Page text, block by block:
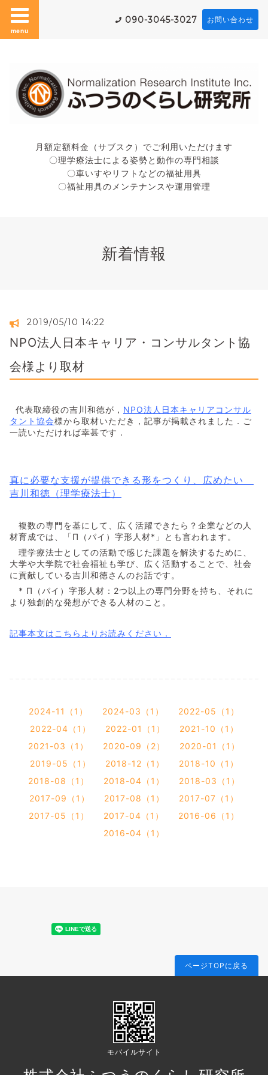
menu
090-3045-3027 お問い合わせ
月額定額料金（サブスク）でご利用いただけます
〇理学療法士による姿勢と動作の専門相談
〇車いすやリフトなどの福祉用具
〇福祉用具のメンテナンスや運用管理
新着情報
2019/05/10 14:22
NPO法人日本キャリア・コンサルタント協
会様より取材
代表取締役の吉川和徳が， NPO法人日本キャリアコンサル
タント協会様から取材いただき，記事が掲載されました．ご
一読いただければ幸甚です．
真に必要な支援が提供できる形をつくり、広めたい
吉川和徳（理学療法士）
複数の専門を基にして、広く活躍できたら？企業などの人
材育成では、「Π（パイ）字形人材*」とも言われます。
理学療法士としての活動で感じた課題を解決するために、
大学や大学院で社会福祉も学び、広く活動することで、社会
に貢献している吉川和徳さんのお話です。
* Π（パイ）字形人材：2つ以上の専門分野を持ち、それに
より独創的な発想ができる人材のこと。
記事本文はこちらよりお読みください．
2024-11（1） 2024-03（1）
2022-05（1）
2022-04（1）
2022-01（1）
2021-10（1）
2021-03（1）
2020-09（2）
2020-01（1）
2019-05（1）
2018-12（1）
2018-10（1）
2018-08（1）
2018-04（1）
2018-03（1）
2017-09（1）
2017-08（1）
2017-07（1）
2017-05（1）
2017-04（1）
2016-06（1）
2016-04（1）
ページTOPに戻る
モバイルサイト